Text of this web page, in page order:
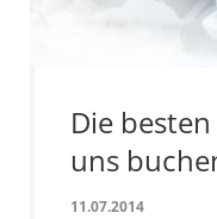
Die
uns
11.07.2014